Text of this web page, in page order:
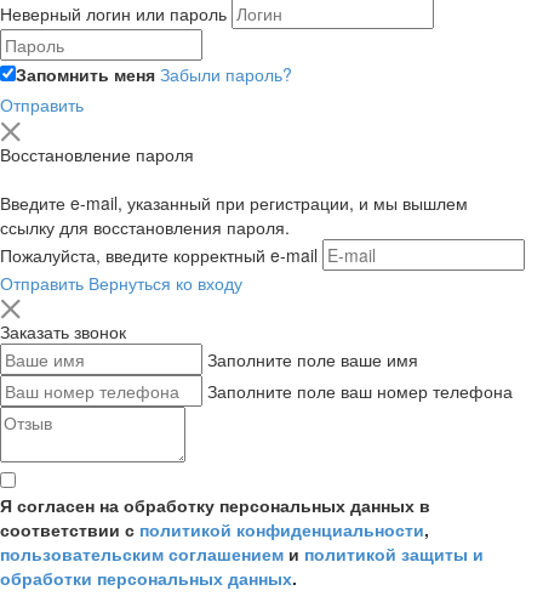
Неверный логин или пароль
Запомнить меня Забыли пароль?
Отправить
Восстановление пароля
Введите e-mail, указанный при регистрации, и мы вышлем
ссылку для восстановления пароля.
Пожалуйста, введите корректный e-mail
Отправить Вернуться ко входу
Заказать звонок
Заполните поле ваше имя
Заполните поле ваш номер телефона
Я согласен на обработку персональных данных в
соответствии с политикой конфиденциальности,
пользовательским соглашением и политикой защиты и
обработки персональных данных.